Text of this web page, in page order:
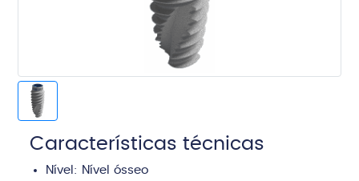
Características técnicas
Nível: Nível ósseo